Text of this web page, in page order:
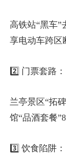
高铁站“黑车”
享电动车跨
2️⃣ 门票套路：
兰亭景区“拓
馆“品酒套餐
3️⃣ 饮食陷阱：